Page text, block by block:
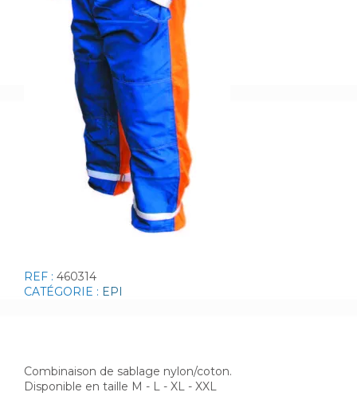
REF : 460314
CATÉGORIE : EPI
Combinaison de sablage nylon/coton.
Disponible en taille M - L - XL - XXL